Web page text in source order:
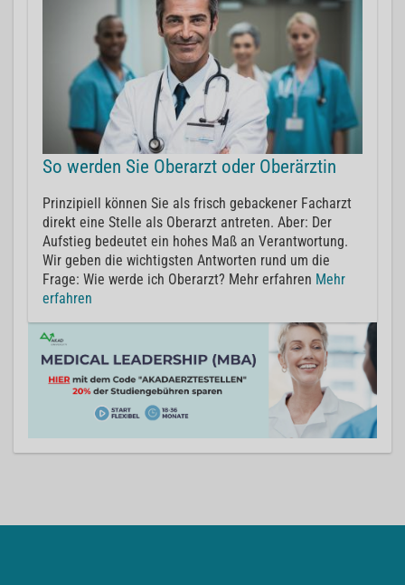
So werden Sie Oberarzt oder Oberärztin
Prinzipiell können Sie als frisch gebackener Facharzt
direkt eine Stelle als Oberarzt antreten. Aber: Der
Aufstieg bedeutet ein hohes Maß an Verantwortung.
Wir geben die wichtigsten Antworten rund um die
Frage: Wie werde ich Oberarzt? Mehr erfahren Mehr
erfahren